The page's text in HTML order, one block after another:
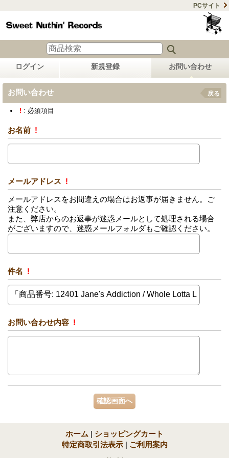
PCサイト
ログイン 新規登録 お問い合わせ
お問い合わせ 戻る
! : 必須項目
お名前 !
メールアドレス !
メールアドレスをお間違えの場合はお返事が届きません。ご
注意ください。
また、弊店からのお返事が迷惑メールとして処理される場合
がございますので、迷惑メールフォルダもご確認ください。
件名 !
お問い合わせ内容 !
ホーム | ショッピングカート
特定商取引法表示 | ご利用案内